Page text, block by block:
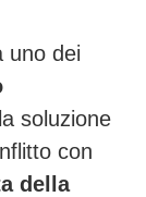
uno dei
soluzione
con
della